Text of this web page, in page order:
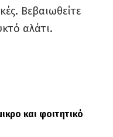
Βεβαιωθείτε
αλάτι.
και φοιτητικό